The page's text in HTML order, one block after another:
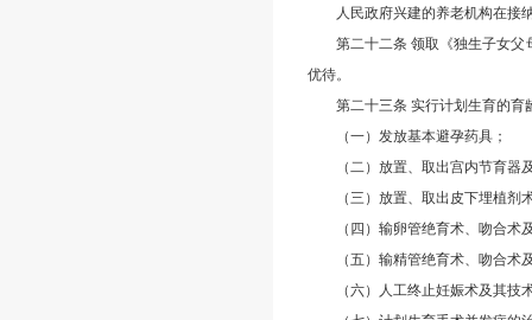
人民政府兴建的养老机构在接
第二十二条 领取《独生子女
优待。
第二十三条 实行计划生育的
（一）发放基本避孕药具；
（二）放置、取出宫内节育
（三）放置、取出皮下埋植
（四）输卵管绝育术、吻合
（五）输精管绝育术、吻合
（六）人工终止妊娠术及其